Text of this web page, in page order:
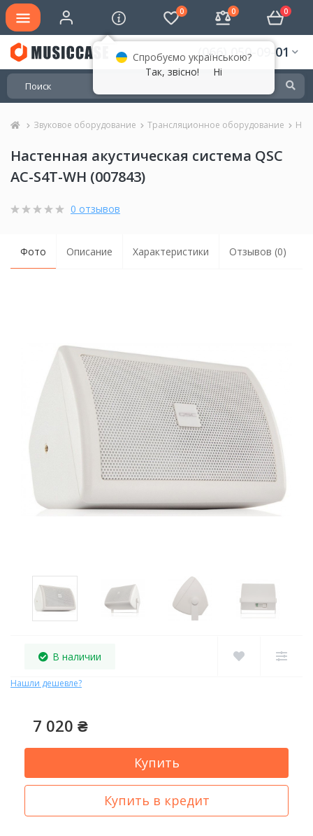
0 0 0
(066) 050-09-01
Звуковое оборудование Трансляционное оборудование
Настенная акустическая система QSC
AC-S4T-WH (007843)
0 отзывов
Фото Описание Характеристики Отзывов (0)
В наличии
Нашли дешевле?
7 020 ₴
Купить
Купить в кредит
Спробуємо українською?
Так, звісно!
Ні